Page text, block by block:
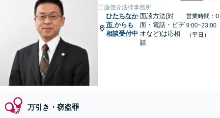
工藤啓介法律事務所
ひたちなか
市 からも
相談受付中
面談方法(対
面・電話・ビデ
オなど)は応相
談
営業時間：0
9:00~23:00
（平日）
万引き・窃盗罪